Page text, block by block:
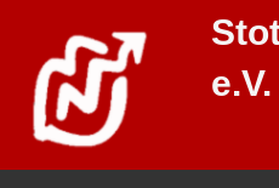
e.V.